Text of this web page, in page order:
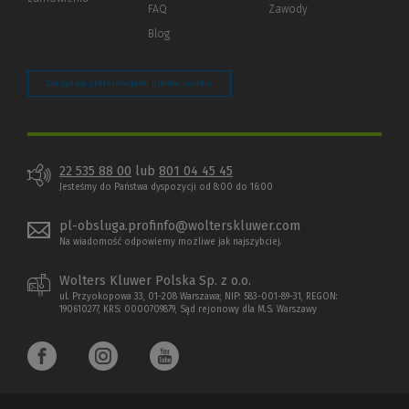
FAQ
Blog
Zawody
Zarządzaj preferencjami plików cookie
22 535 88 00 lub 801 04 45 45
Jesteśmy do Państwa dyspozycji od 8:00 do 16:00
pl-obsluga.profinfo@wolterskluwer.com
Na wiadomość odpowiemy możliwe jak najszybciej.
Wolters Kluwer Polska Sp. z o.o.
ul. Przyokopowa 33, 01-208 Warszawa; NIP: 583-001-89-31, REGON:
190610277, KRS: 0000709879, Sąd rejonowy dla M.S. Warszawy